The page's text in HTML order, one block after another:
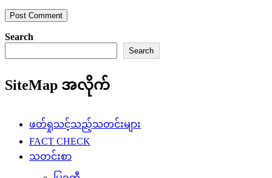
Search
Search
SiteMap အလိုက်
ဖတ်ရှုသင့်သည့်သတင်းများ
FACT CHECK
သတင်းစာ